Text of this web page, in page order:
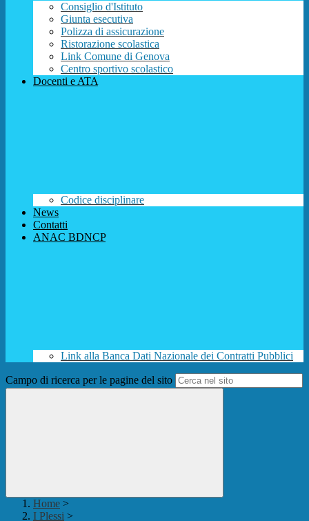
Consiglio d'Istituto
Giunta esecutiva
Polizza di assicurazione
Ristorazione scolastica
Link Comune di Genova
Centro sportivo scolastico
Docenti e ATA
Codice disciplinare
News
Contatti
ANAC BDNCP
Link alla Banca Dati Nazionale dei Contratti Pubblici
Campo di ricerca per le pagine del sito
Home >
I Plessi >